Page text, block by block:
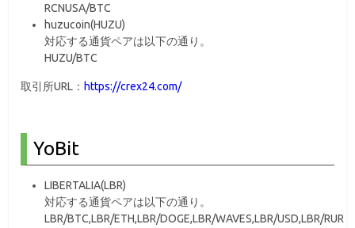
RCNUSA/BTC
huzucoin(HUZU)
対応する通貨ペアは以下の通り。
HUZU/BTC
取引所URL： https://crex24.com/
YoBit
LIBERTALIA(LBR)
対応する通貨ペアは以下の通り。
LBR/BTC,LBR/ETH,LBR/DOGE,LBR/WAVES,LBR/USD,LBR/RUR